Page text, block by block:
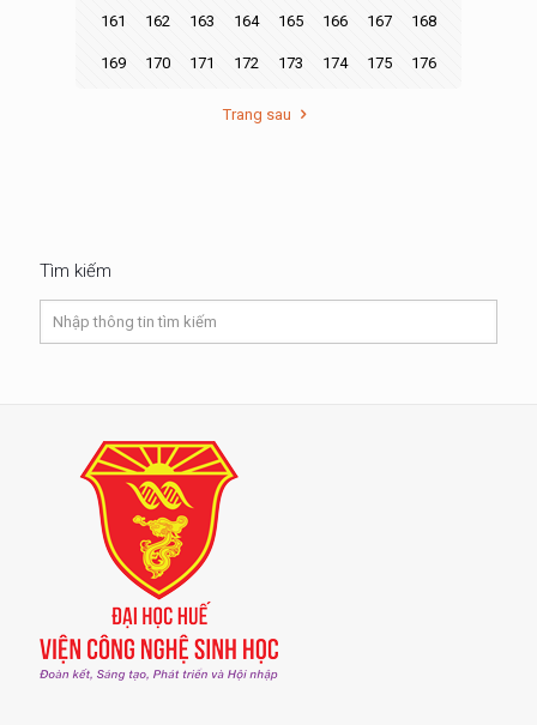
161 162 163 164 165 166 167 168
169 170 171 172 173 174 175 176
Trang sau
Tìm kiếm